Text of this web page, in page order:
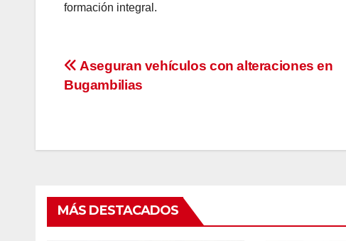
formación integral.
Navegación
de
Aseguran vehículos con alteraciones en
Bugambilias
MÁS DESTACADOS